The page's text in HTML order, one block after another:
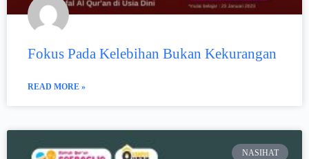
Fokus Pada Kelebihan Bukan Kekurangan
READ MORE »
NASIHAT